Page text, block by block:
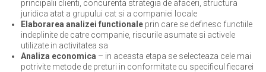
principalii clienti, concurenta strategia de afaceri, structura
juridica atat a grupului cat si a companiei locale
Elaborarea analizei functionale prin care se definesc functiile
indeplinite de catre companie, riscurile asumate si activele
utilizate in activitatea sa
Analiza economica – in aceasta etapa se selecteaza cele mai
potrivite metode de preturi in conformitate cu specificul fiecarei